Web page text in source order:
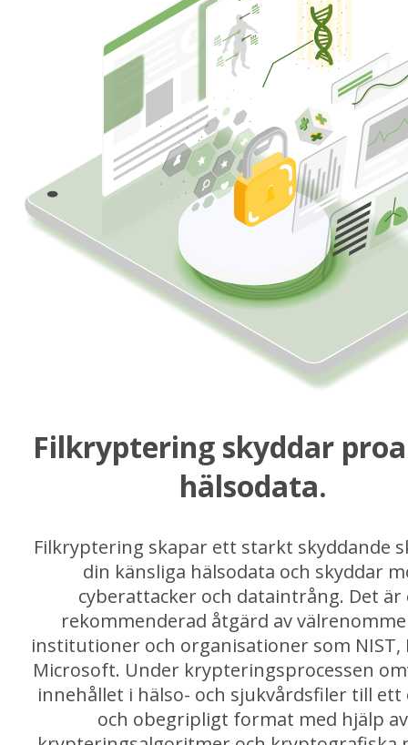
Filkryptering skyddar
hälsodata.
Filkryptering skapar ett starkt skyddande
din känsliga hälsodata och skyddar
cyberattacker och dataintrång. Det är
rekommenderad åtgärd av
institutioner och organisationer som NIST,
Microsoft. Under krypteringsprocessen
innehållet i hälso- och sjukvårdsfiler till ett
och obegripligt format med hjälp av